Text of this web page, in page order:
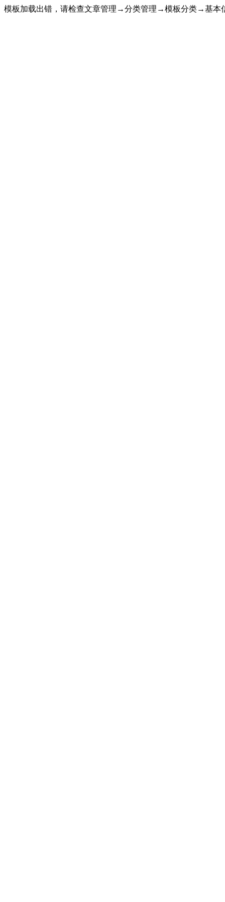
模板加载出错，请检查文章管理→分类管理→模板分类→基本